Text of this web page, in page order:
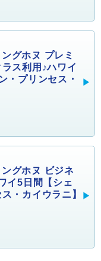
グホヌ プレミ
ス利用♪ハワイ
・プリンセス・
グホヌ ビジネ
イ5日間【シェ
・カイウラニ】